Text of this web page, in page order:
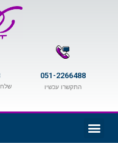
051-2266488
התקשרו עכשיו
תפריט